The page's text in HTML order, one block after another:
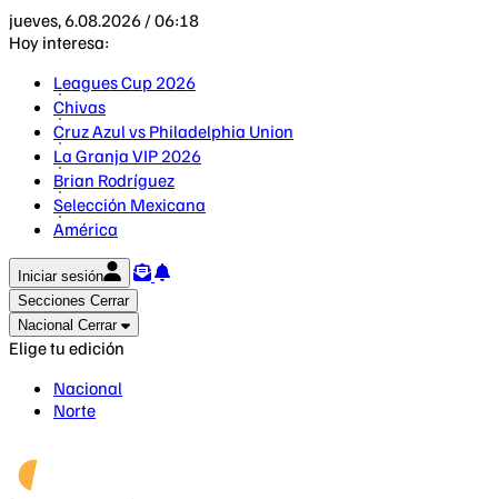
jueves, 6.08.2026 / 06:18
Hoy interesa:
Leagues Cup 2026
Chivas
Cruz Azul vs Philadelphia Union
La Granja VIP 2026
Brian Rodríguez
Selección Mexicana
América
Iniciar sesión
Secciones Cerrar
Nacional Cerrar
Elige tu edición
Nacional
Norte